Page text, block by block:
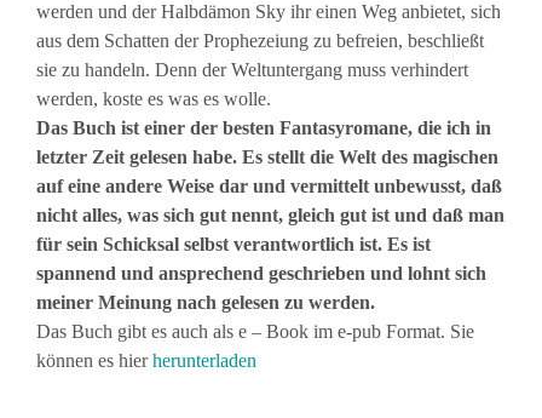
werden und der Halbdämon Sky ihr einen Weg anbietet, sich
aus dem Schatten der Prophezeiung zu befreien, beschließt
sie zu handeln. Denn der Weltuntergang muss verhindert
werden, koste es was es wolle.
Das Buch ist einer der besten Fantasyromane, die ich in
letzter Zeit gelesen habe. Es stellt die Welt des magischen
auf eine andere Weise dar und vermittelt unbewusst, daß
nicht alles, was sich gut nennt, gleich gut ist und daß man
für sein Schicksal selbst verantwortlich ist. Es ist
spannend und ansprechend geschrieben und lohnt sich
meiner Meinung nach gelesen zu werden.
Das Buch gibt es auch als e – Book im e-pub Format. Sie
können es hierherunterladen